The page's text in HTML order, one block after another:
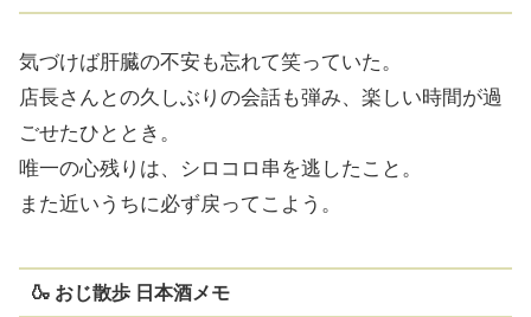
気づけば肝臓の不安も忘れて笑っていた。
店長さんとの久しぶりの会話も弾み、楽しい時間が過
ごせたひととき。
唯一の心残りは、シロコロ串を逃したこと。
また近いうちに必ず戻ってこよう。
🍶 おじ散歩 日本酒メモ